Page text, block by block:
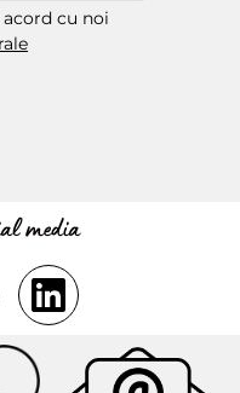
cu noi
media